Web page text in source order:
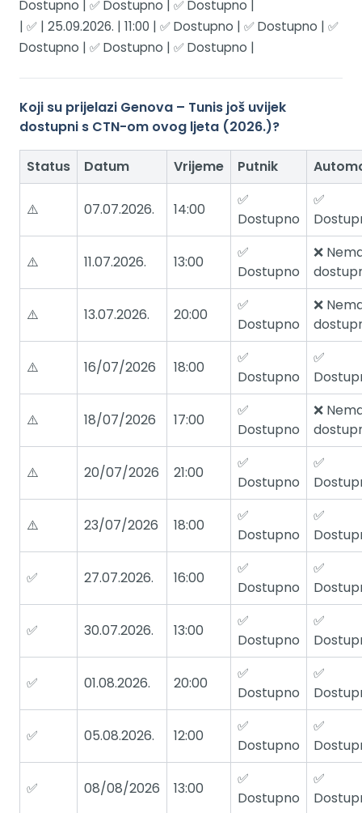
Dostupno | ✅ Dostupno | ✅ Dostupno |
| ✅ | 25.09.2026. | 11:00 | ✅ Dostupno | ✅ Dostupno | ✅
Dostupno | ✅ Dostupno | ✅ Dostupno |
Koji su prijelazi Genova – Tunis još uvijek
dostupni s CTN-om ovog ljeta (2026.)?
Status Datum Vrijeme Putnik
⚠️ 07.07.2026. 14:00
✅
Dostupno
✅
⚠️ 11.07.2026. 13:00
✅
Dostupno
❌
⚠️ 13.07.2026. 20:00
✅
Dostupno
❌
⚠️ 16/07/2026 18:00
✅
Dostupno
✅
⚠️ 18/07/2026 17:00
✅
Dostupno
❌
⚠️ 20/07/2026 21:00
✅
Dostupno
✅
⚠️ 23/07/2026 18:00
✅
Dostupno
✅
✅ 27.07.2026. 16:00
✅
Dostupno
✅
✅ 30.07.2026. 13:00
✅
Dostupno
✅
✅ 01.08.2026. 20:00
✅
Dostupno
✅
✅ 05.08.2026. 12:00
✅
Dostupno
✅
✅ 08/08/2026 13:00
✅
Dostupno
✅